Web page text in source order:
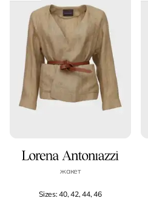
жакет
Sizes: 40, 42, 44, 46